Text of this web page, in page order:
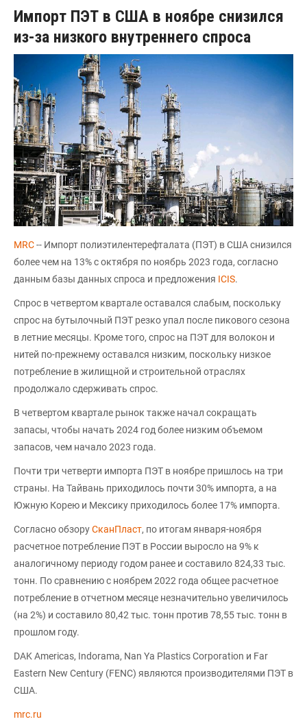
Импорт ПЭТ в США в ноябре снизился
из-за низкого внутреннего спроса
MRC-- Импорт полиэтилентерефталата (ПЭТ) в США снизился
более чем на 13% с октября по ноябрь 2023 года, согласно
данным базы данных спроса и предложения ICIS.
Спрос в четвертом квартале оставался слабым, поскольку
спрос на бутылочный ПЭТ резко упал после пикового сезона
в летние месяцы. Кроме того, спрос на ПЭТ для волокон и
нитей по-прежнему оставался низким, поскольку низкое
потребление в жилищной и строительной отраслях
продолжало сдерживать спрос.
В четвертом квартале рынок также начал сокращать
запасы, чтобы начать 2024 год более низким объемом
запасов, чем начало 2023 года.
Почти три четверти импорта ПЭТ в ноябре пришлось на три
страны. На Тайвань приходилось почти 30% импорта, а на
Южную Корею и Мексику приходилось более 17% импорта.
Согласно обзоруСканПласт, по итогам января-ноября
расчетное потребление ПЭТ в России выросло на 9% к
аналогичному периоду годом ранее и составило 824,33 тыс.
тонн. По сравнению с ноябрем 2022 года общее расчетное
потребление в отчетном месяце незначительно увеличилось
(на 2%) и составило 80,42 тыс. тонн против 78,55 тыс. тонн в
прошлом году.
DAK Americas, Indorama, Nan Ya Plastics Corporation и Far
Eastern New Century (FENC) являются производителями ПЭТ в
США.
mrc.ru